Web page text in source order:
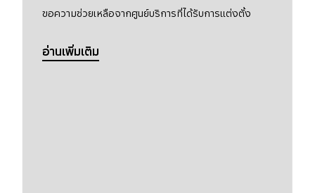
ขอความช่วยเหลือจากศูนย์บริการที่ได้รับการแต่งตั้ง
อ่านเพิ่มเติม